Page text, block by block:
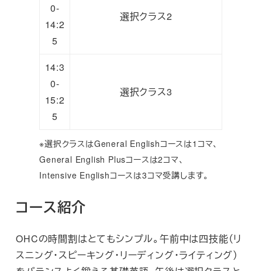
0-
14:2
5
選択クラス2
14:3
0-
15:2
5
選択クラス3
※選択クラスはGeneral Englishコースは1コマ、
General English Plusコースは2コマ、
Intensive Englishコースは3コマ受講します。
コース紹介
OHCの時間割はとてもシンプル。午前中は四技能（リ
スニング・スピーキング・リーディング・ライティング）